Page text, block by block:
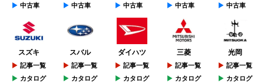
中古車
中古車
中古車
中古車
中古車
スズキ
記事一覧
カタログ
スバル
記事一覧
カタログ
ダイハツ
記事一覧
カタログ
三菱
記事一覧
カタログ
光岡
記事一覧
カタログ